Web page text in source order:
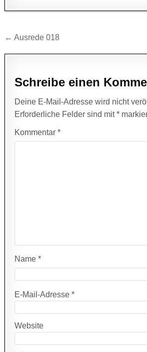
Beitragsnavigation
← Ausrede 018
Schreibe einen
Deine E-Mail-Adresse wird nicht
Erforderliche Felder sind mit*
Kommentar*
Name*
E-Mail-Adresse*
Website